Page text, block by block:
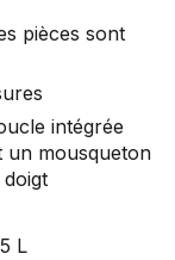
pièces sont
intégrée
un mousqueton
L